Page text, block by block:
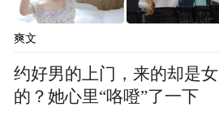
爽文
约好男的上门，来的却是女
的？她心里“咯噔”了一下